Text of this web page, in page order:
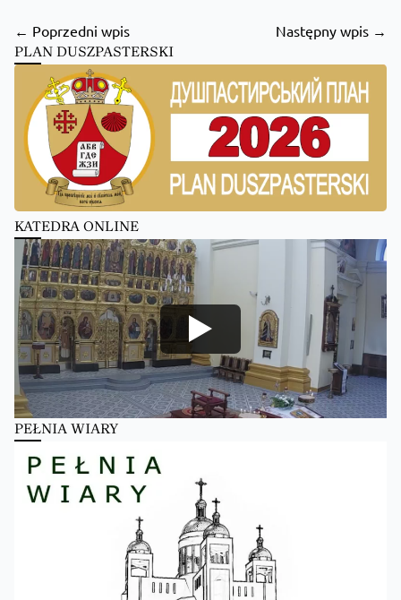
← Poprzedni wpis Następny wpis →
PLAN DUSZPASTERSKI
KATEDRA ONLINE
PEŁNIA WIARY